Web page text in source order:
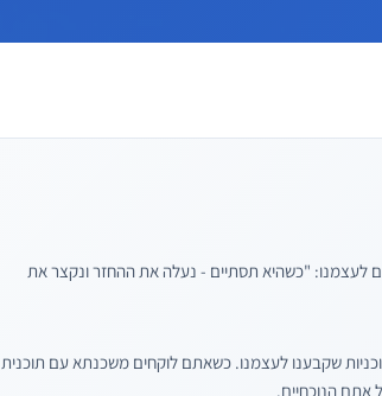
לעצמנו: "כשהיא תסתיים - נעלה את ההחזר ונקצר את
שקבענו לעצמנו. כשאתם לוקחים משכנתא עם תוכנית
הנוכחיים.